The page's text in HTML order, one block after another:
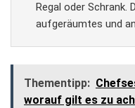
Regal oder Schrank.
aufgeräumtes und
Thementipp:
worauf gilt es zu